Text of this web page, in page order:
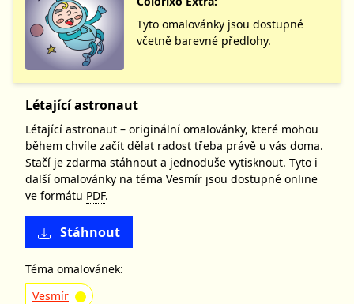
Tyto omalovánky jsou dostupné
včetně barevné předlohy.
Létající astronaut
Létající astronaut – originální omalovánky, které mohou
během chvíle začít dělat radost třeba právě u vás doma.
Stačí je zdarma stáhnout a jednoduše vytisknout. Tyto i
další omalovánky na téma Vesmír jsou dostupné online
ve formátu PDF.
Stáhnout
Téma omalovánek:
Vesmír